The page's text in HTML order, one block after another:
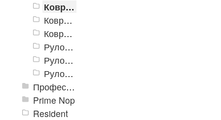
Коврики «Карелия» 1200х1800 мм
Коврики «Карелия» 1200х2500 мм
Коврики «Карелия» 1500х3000 мм
Рулон «Карелия» 900 мм
Рулон «Карелия» 1200 мм
Рулон «Карелия» 2000 мм
Профессиональные грязезащитные ковры AntiSplash Carpet
Prime Nop
Resident